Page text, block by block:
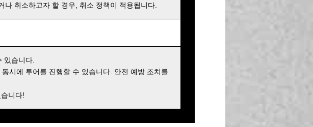
취소하고자 할 경우, 취소 정책이 적용됩니다.
있습니다.
시에 투어를 진행할 수 있습니다. 안전 예방 조치를
니다!